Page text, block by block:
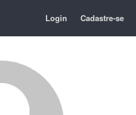
Login Cadastre-se